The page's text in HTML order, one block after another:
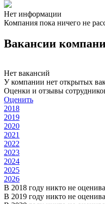
Нет информации
Компания пока ничего не
Вакансии
Нет вакансий
У компании нет открытых
Оценки и отзывы
Оценить
2018
2019
2020
2021
2022
2023
2024
2025
2026
В 2018 году никто не
В 2019 году никто не